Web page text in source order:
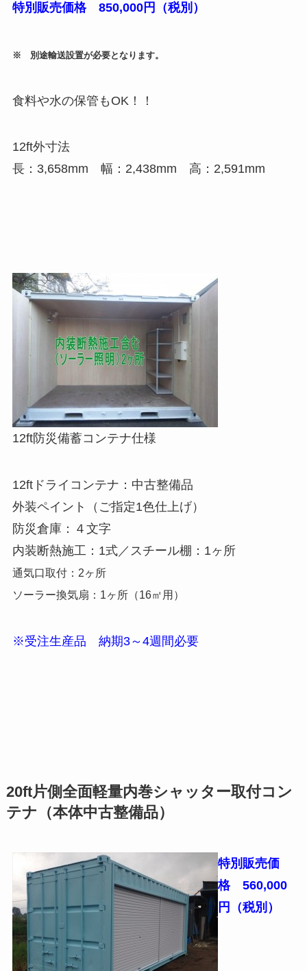
特別販売価格 850,000円（税別）
※ 別途輸送設置が必要となります。
食料や水の保管もOK！！
12ft外寸法
長：3,658mm 幅：2,438mm 高：2,591mm
12ft防災備蓄コンテナ仕様
12ftドライコンテナ：中古整備品
外装ペイント（ご指定1色仕上げ）
防災倉庫：４文字
内装断熱施工：1式／スチール棚：1ヶ所
通気口取付：2ヶ所
ソーラー換気扇：1ヶ所（16㎡用）
※受注生産品 納期3～4週間必要
20ft片側全面軽量内巻シャッター取付コン
テナ（本体中古整備品）
特別販売価
格 560,000
円（税別）